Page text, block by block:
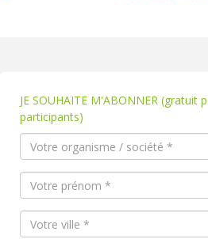
JE SOUHAITE M'ABONNER (gratuit
participants)